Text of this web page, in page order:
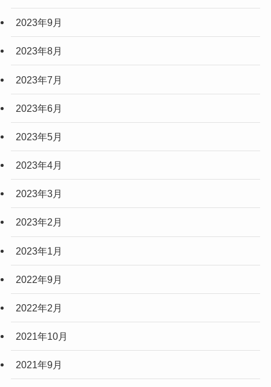
2023年9月
2023年8月
2023年7月
2023年6月
2023年5月
2023年4月
2023年3月
2023年2月
2023年1月
2022年9月
2022年2月
2021年10月
2021年9月